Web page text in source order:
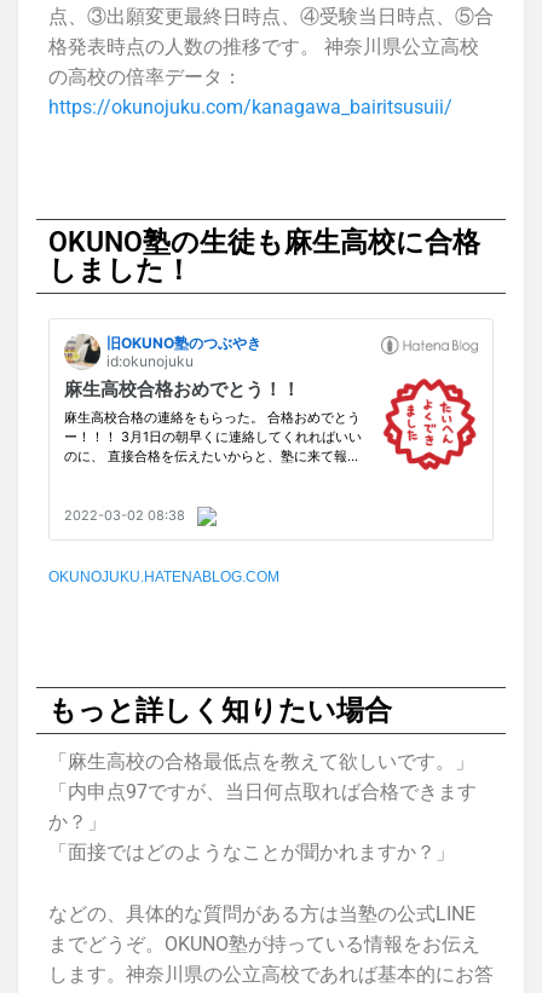
点、③出願変更最終日時点、④受験当日時点、⑤合
格発表時点の人数の推移です。 神奈川県公立高校
の高校の倍率データ：
https://okunojuku.com/kanagawa_bairitsusuii/
OKUNO塾の生徒も麻生高校に合格
しました！
OKUNOJUKU.HATENABLOG.COM
もっと詳しく知りたい場合
「麻生高校の合格最低点を教えて欲しいです。」
「内申点97ですが、当日何点取れば合格できます
か？」
「面接ではどのようなことが聞かれますか？」
などの、具体的な質問がある方は当塾の公式LINE
までどうぞ。OKUNO塾が持っている情報をお伝え
します。神奈川県の公立高校であれば基本的にお答